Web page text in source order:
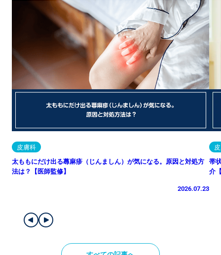
皮膚科
太ももにだけ出る蕁麻疹（じんましん）が気になる。原因と対処方
法は？【医師監修】
2026.07.23
帯
介